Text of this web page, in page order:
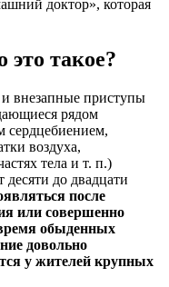
доктор», которая
это такое?
внезапные приступы
рядом
сердцебиением,
воздуха,
тела и т. п.)
до двадцати
после
или совершенно
обыденных
довольно
у жителей крупных